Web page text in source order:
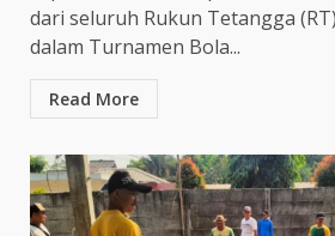
dari seluruh Rukun Tetangga
dalam Turnamen Bola...
Read More